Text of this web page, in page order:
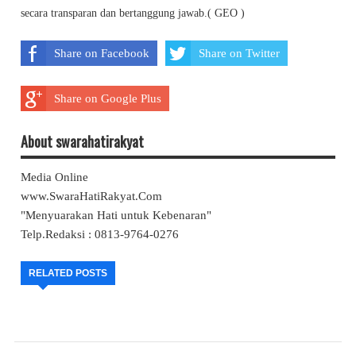
secara transparan dan bertanggung jawab.( GEO )
Share on Facebook Share on Twitter
Share on Google Plus
About swarahatirakyat
Media Online
www.SwaraHatiRakyat.Com
"Menyuarakan Hati untuk Kebenaran"
Telp.Redaksi : 0813-9764-0276
RELATED POSTS